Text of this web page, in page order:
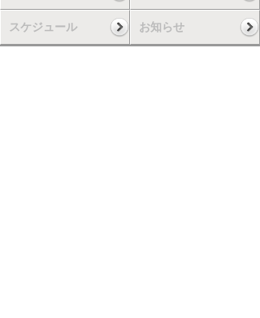
スケジュール お知らせ